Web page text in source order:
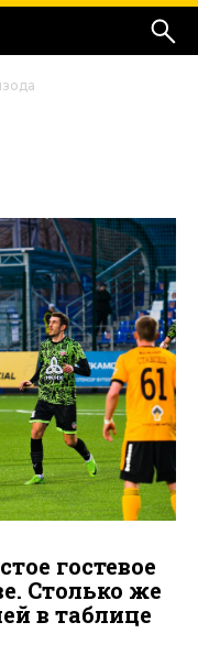
гостевое
Столько же
в таблице